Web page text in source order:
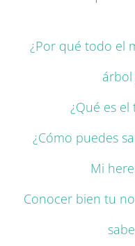
¿Por qué todo el
árbol
¿Qué es
¿Cómo puedes
Mi
Conocer bien tu